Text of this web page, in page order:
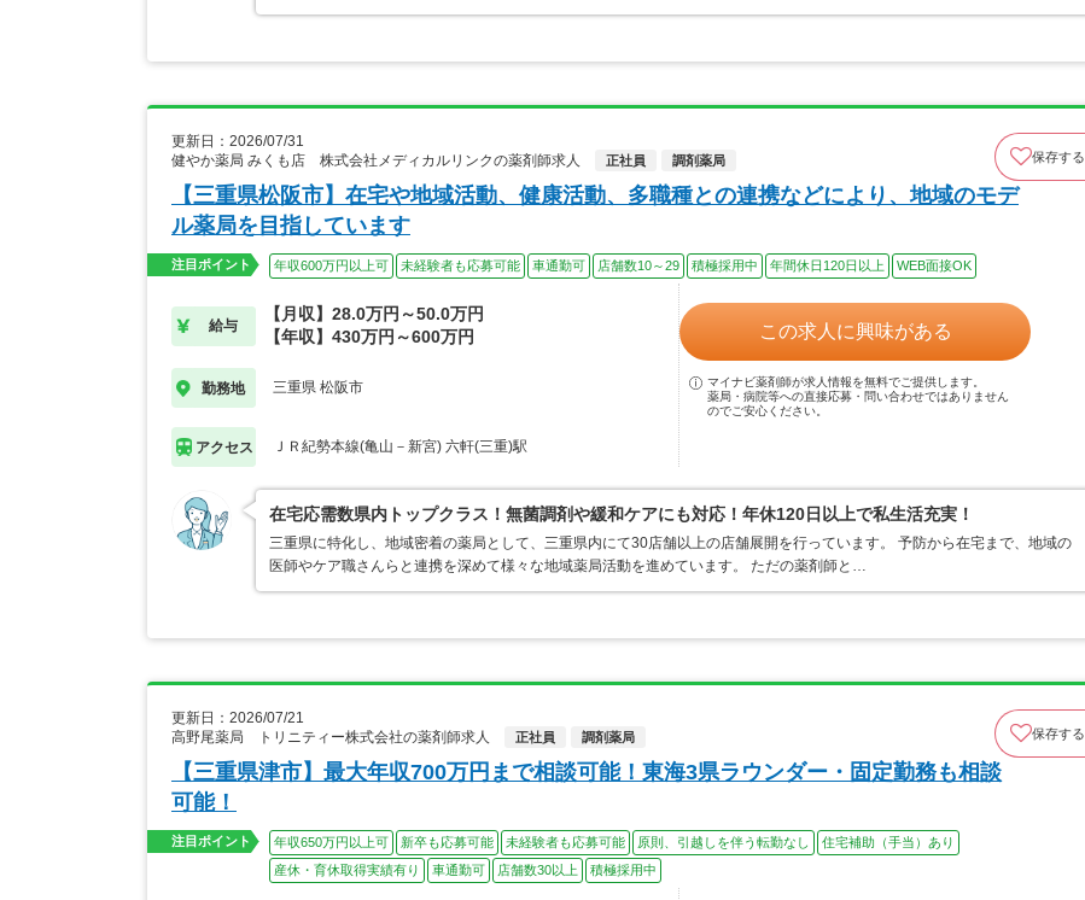
更新日：2026/07/31
健やか薬局 みくも店 株式会社メディカルリンクの薬剤師求人
正社員 調剤薬局 保存する
【三重県松阪市】在宅や地域活動、健康活動、多職種との連携などにより、地域のモデ
ル薬局を目指しています
注目ポイント 年収600万円以上可 未経験者も応募可能 車通勤可 店舗数10～29 積極採用中 年間休日120日以上 WEB面接OK
給与
【月収】28.0万円～50.0万円
【年収】430万円～600万円
勤務地 三重県 松阪市
アクセス ＪＲ紀勢本線(亀山－新宮) 六軒(三重)駅
この求人に興味がある
マイナビ薬剤師が求人情報を無料でご提供します。
薬局・病院等への直接応募・問い合わせではありません
のでご安心ください。
在宅応需数県内トップクラス！無菌調剤や緩和ケアにも対応！年休120日以上で私生活充実！
三重県に特化し、地域密着の薬局として、三重県内にて30店舗以上の店舗展開を行っています。 予防から在宅まで、地域の
医師やケア職さんらと連携を深めて様々な地域薬局活動を進めています。 ただの薬剤師と…
更新日：2026/07/21
高野尾薬局 トリニティー株式会社の薬剤師求人
正社員 調剤薬局 保存する
【三重県津市】最大年収700万円まで相談可能！東海3県ラウンダー・固定勤務も相談
可能！
注目ポイント 年収650万円以上可 新卒も応募可能 未経験者も応募可能 原則、引越しを伴う転勤なし
住宅補助（手当）あり
産休・育休取得実績有り
車通勤可 店舗数30以上 積極採用中